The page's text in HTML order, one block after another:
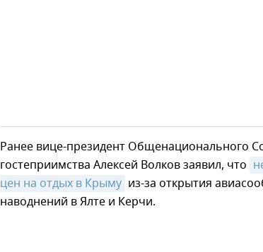
Ранее вице-президент Общенационального
гостеприимства Алексей Волков заявил, что
цен на отдых в Крыму из-за открытия
наводнений в Ялте и Керчи.